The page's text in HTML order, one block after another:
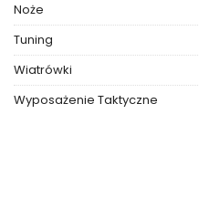
Noże
Tuning
Wiatrówki
Wyposażenie Taktyczne